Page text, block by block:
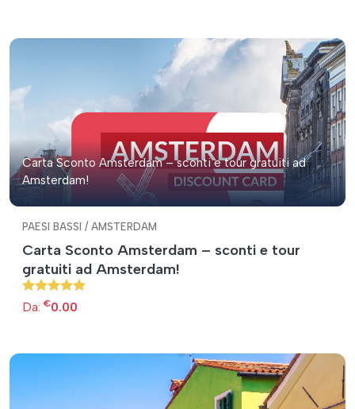
Carta Sconto Amsterdam – sconti e tour gratuiti ad
Amsterdam!
PAESI BASSI / AMSTERDAM
Carta Sconto Amsterdam – sconti e tour
gratuiti ad Amsterdam!
Da: €0.00